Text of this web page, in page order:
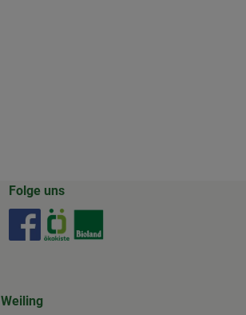
Folge uns
Externer Link zu https://
Weiling